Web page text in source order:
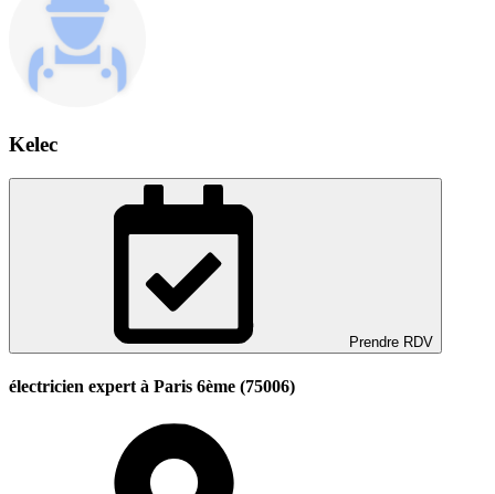
Kelec
Prendre RDV
électricien expert à Paris 6ème (75006)